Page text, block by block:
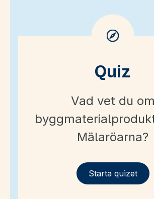
Quiz
Vad vet du om
Mälaröarna?
Starta quizet